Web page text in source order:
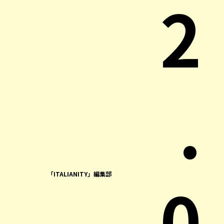
「ITALIANITY」編集部
2
.